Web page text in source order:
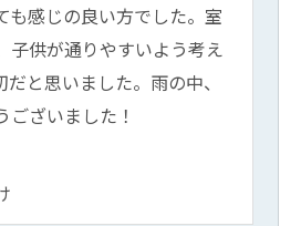
も感じの良い方でした。室
子供が通りやすいよう考え
と思いました。雨の中、
ざいました！